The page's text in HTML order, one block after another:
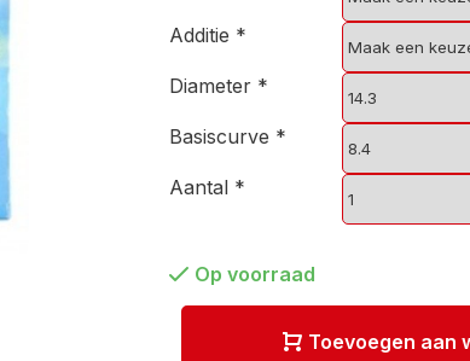
Additie *
Diameter *
Basiscurve *
Aantal *
Op voorraad
Toevoegen aan